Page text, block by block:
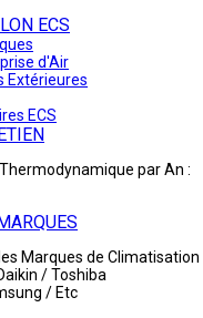
ECS
d'Air
Extérieures
ECS
par An :
Marques de Climatisation
/ Toshiba
/ Etc